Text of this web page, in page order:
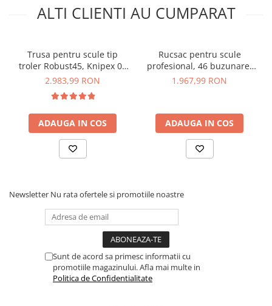
ALTI CLIENTI AU CUMPARAT
Trusa pentru scule tip
troler Robust45, Knipex 00
21 37 LE
2.983,99 RON
ADAUGA IN COS
Rucsac pentru scule
profesional, 46 buzunare,
Veto Pro Pac Tech Pac
1.967,99 RON
ADAUGA IN COS
Newsletter Nu rata ofertele si promotiile noastre
Sunt de acord sa primesc informatii cu
promotiile magazinului. Afla mai multe in
Politica de Confidentialitate